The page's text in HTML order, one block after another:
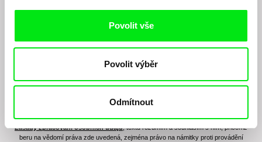
Povolit vše
Povolit výběr
Odmítnout
Odesláním registrace k Newsletteru souhlasím se zasíláním obchodních sdělení
elektronickými prostředky a souvisejícím zpracováním osobních údajů pro účely
zasílání Newsletteru Doc-Air Distribution s.r.o. a potvrzuji, že jsem si přečetl(a)
Zásady zpracování osobních údajů, textu rozumím a souhlasím s ním, přičemž
beru na vědomí práva zde uvedená, zejména právo na námitky proti provádění